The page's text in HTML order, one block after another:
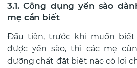
3.1. Công dụng yến sào
mẹ cần biết
Đầu tiên, trước khi muốn
được yến sào, thì các mẹ
dưỡng chất đặt biệt nào có lợi